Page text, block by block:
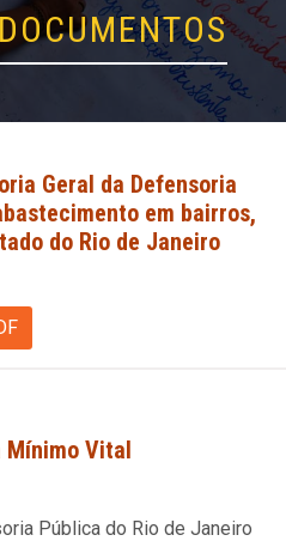
DOCUMENTOS
Geral da Defensoria
em bairros,
do Rio de Janeiro
Mínimo Vital
Pública do Rio de Janeiro